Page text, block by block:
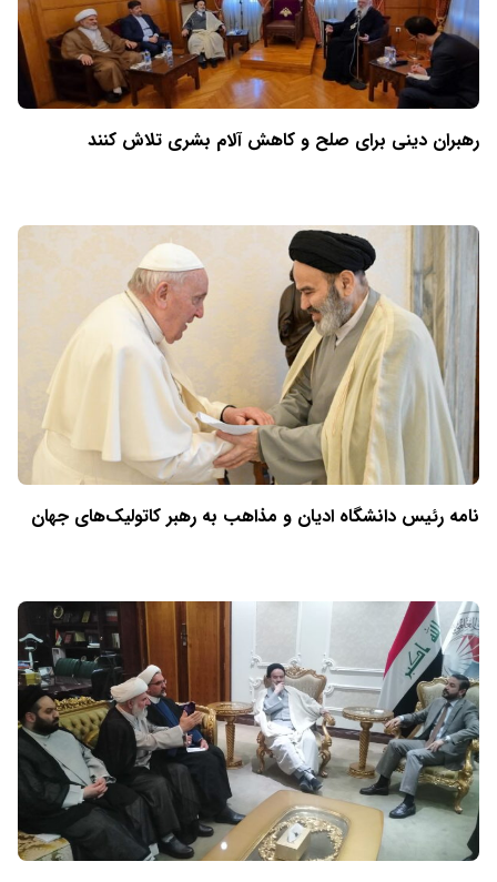
رهبران دینی برای صلح و کاهش آلام بشری تلاش کنند
نامه رئیس دانشگاه ادیان و مذاهب به رهبر کاتولیک‌های جهان